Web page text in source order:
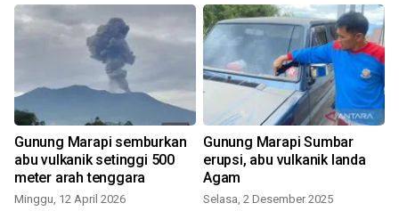
Gunung Marapi semburkan
abu vulkanik setinggi 500
meter arah tenggara
Minggu, 12 April 2026
Gunung Marapi Sumbar
erupsi, abu vulkanik landa
Agam
Selasa, 2 Desember 2025